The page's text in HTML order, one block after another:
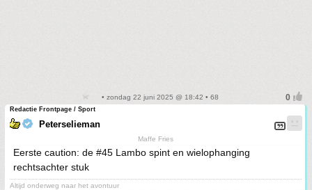
• zondag 22 juni 2025 @ 18:42 • 68
Redactie Frontpage / Sport
Peterselieman
Maffe Fries
Eerste caution: de #45 Lambo spint en wielophanging
rechtsachter stuk
Altijd onderweg naar het avontuur